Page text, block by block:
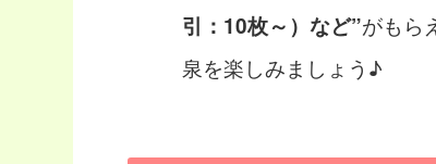
引：10枚～）など”がもら
泉を楽しみましょう♪